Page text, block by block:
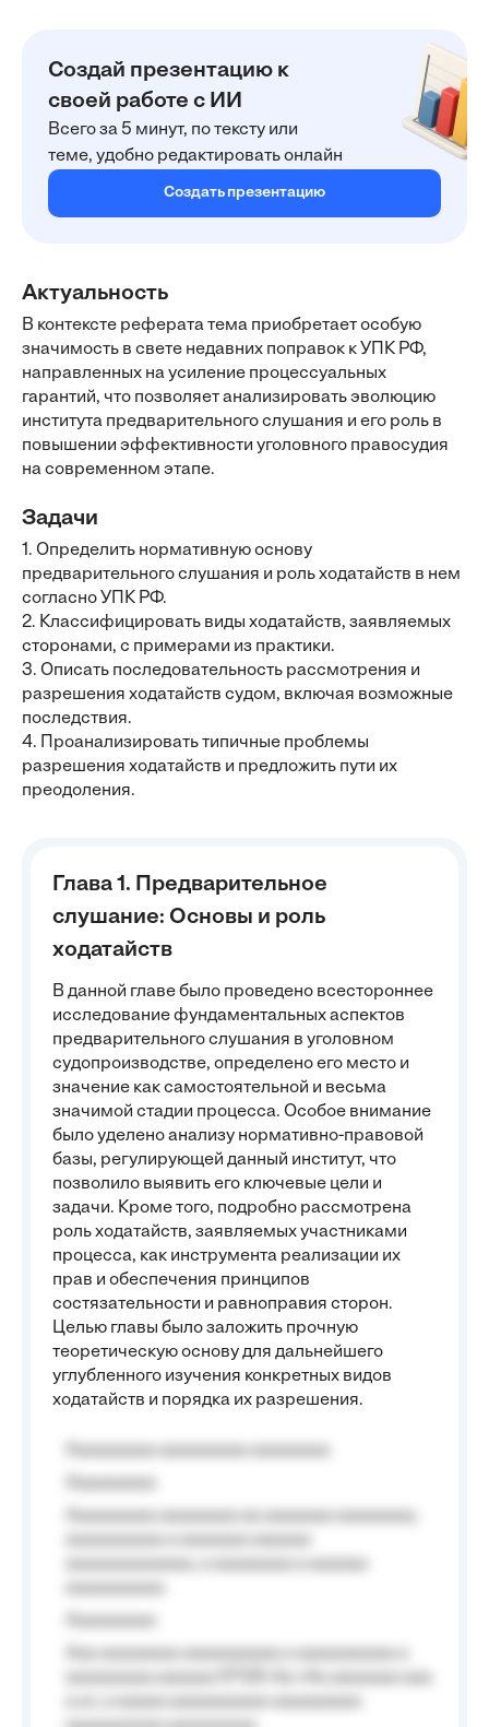
Создай презентацию к
своей работе с ИИ
Всего за 5 минут, по тексту или
теме, удобно редактировать онлайн
Создать презентацию
Актуальность
В контексте реферата тема приобретает особую
значимость в свете недавних поправок к УПК РФ,
направленных на усиление процессуальных
гарантий, что позволяет анализировать эволюцию
института предварительного слушания и его роль в
повышении эффективности уголовного правосудия
на современном этапе.
Задачи
1. Определить нормативную основу
предварительного слушания и роль ходатайств в нем
согласно УПК РФ.
2. Классифицировать виды ходатайств, заявляемых
сторонами, с примерами из практики.
3. Описать последовательность рассмотрения и
разрешения ходатайств судом, включая возможные
последствия.
4. Проанализировать типичные проблемы
разрешения ходатайств и предложить пути их
преодоления.
Глава 1. Предварительное
слушание: Основы и роль
ходатайств
В данной главе было проведено всестороннее
исследование фундаментальных аспектов
предварительного слушания в уголовном
судопроизводстве, определено его место и
значение как самостоятельной и весьма
значимой стадии процесса. Особое внимание
было уделено анализу нормативно-правовой
базы, регулирующей данный институт, что
позволило выявить его ключевые цели и
задачи. Кроме того, подробно рассмотрена
роль ходатайств, заявляемых участниками
процесса, как инструмента реализации их
прав и обеспечения принципов
состязательности и равноправия сторон.
Целью главы было заложить прочную
теоретическую основу для дальнейшего
углубленного изучения конкретных видов
ходатайств и порядка их разрешения.